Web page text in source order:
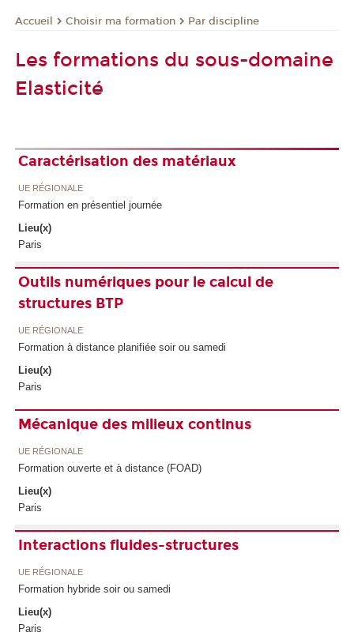
Accueil Choisir ma formation Par discipline
Les formations du sous-domaine
Elasticité
Caractérisation des matériaux
UE RÉGIONALE
Formation en présentiel journée
Lieu(x)
Paris
Outils numériques pour le calcul de
structures BTP
UE RÉGIONALE
Formation à distance planifiée soir ou samedi
Lieu(x)
Paris
Mécanique des milieux continus
UE RÉGIONALE
Formation ouverte et à distance (FOAD)
Lieu(x)
Paris
Interactions fluides-structures
UE RÉGIONALE
Formation hybride soir ou samedi
Lieu(x)
Paris